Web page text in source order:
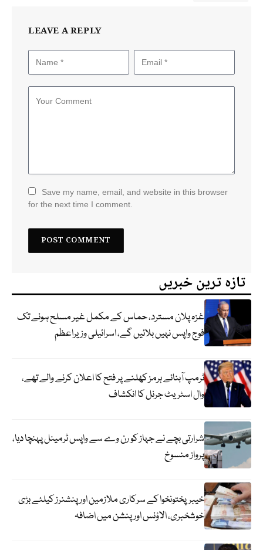
LEAVE A REPLY
Save my name, email, and website in this browser
for the next time I comment.
تازہ ترین خبریں
غزہ پلان مسترد، حماس کے مکمل غیر مسلح ہونے تک
فوج واپس نہیں بلائیں گے، اسرائیلی وزیراعظم
ٹرمپ آبنائے ہرمز کھلنے پر فتح کا اعلان کرنے والے تھے،
وال اسٹریٹ جرنل کا انکشاف
شرارتی بچے نے جہاز کو رن وے سے واپس ٹرمینل پہنچا دیا،
پرواز منسوخ
خیبرپختونخوا کے سرکاری ملازمین اور پنشنرز کیلئے بڑی
خوشخبری، الاؤنس اور پنشن میں اضافہ